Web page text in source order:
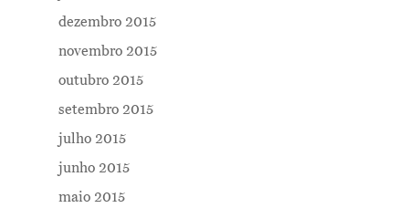
dezembro 2015
novembro 2015
outubro 2015
setembro 2015
julho 2015
junho 2015
maio 2015